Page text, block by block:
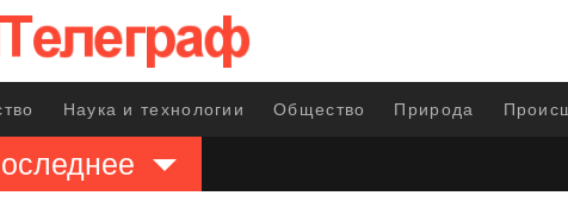
Наука и технологии Общество Природа